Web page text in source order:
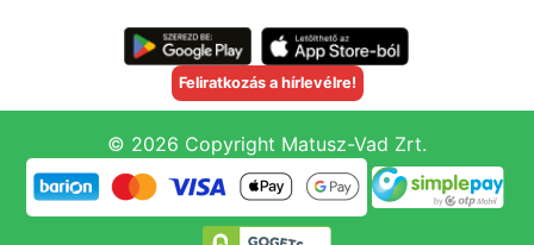
Feliratkozás a hírlevélre!
© 2026 Copyright Matusz-Vad Zrt.